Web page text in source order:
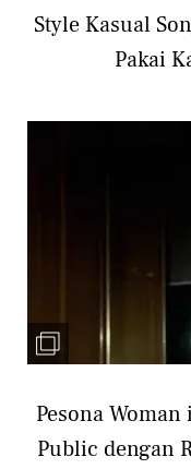
Style Kasual
Pakai
Pesona
Public dengan